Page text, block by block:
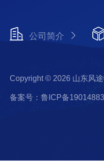
公司简介
Copyright © 2026 山东风
备案号：鲁ICP备